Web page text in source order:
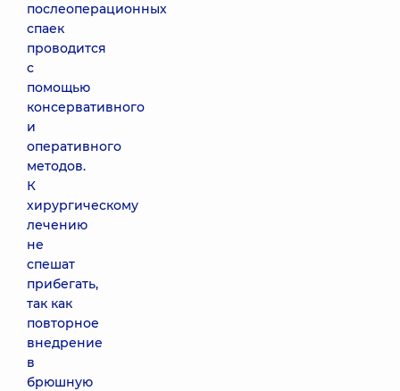
послеоперационных
спаек
проводится
с
помощью
консервативного
и
оперативного
методов.
К
хирургическому
лечению
не
спешат
прибегать,
так как
повторное
внедрение
в
брюшную